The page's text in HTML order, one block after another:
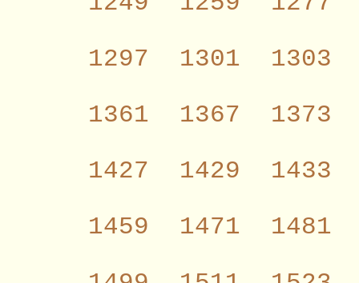
1297
1301
1303
1361
1367
1373
1427
1429
1433
1459
1471
1481